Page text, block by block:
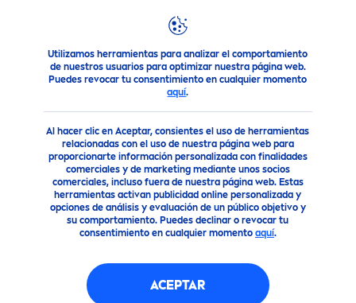
Utilizamos herramientas para analizar el comportamiento
de nuestros usuarios para optimizar nuestra página web.
Puedes revocar tu consentimiento en cualquier momento
aquí.
Al hacer clic en Aceptar, consientes el uso de herramientas
relacionadas con el uso de nuestra página web para
proporcionarte información personalizada con finalidades
comerciales y de marketing mediante unos socios
comerciales, incluso fuera de nuestra página web. Estas
herramientas activan publicidad online personalizada y
opciones de análisis y evaluación de un público objetivo y
su comportamiento. Puedes declinar o revocar tu
consentimiento en cualquier momento aquí.
ACEPTAR
Nuestros Productos Cuidado Facial Cuidado facial
(3)
NIVEAMICELAR
ILUMINADORA (400ML)